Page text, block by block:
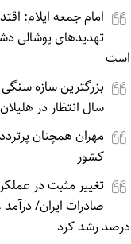
امام جمعه ایلام:
تهدیدهای پوشالی
است
سال انتظار در
مهران همچنان
کشور
تغییر مثبت در
درصد رشد کرد